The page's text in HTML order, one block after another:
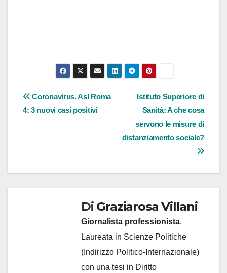
Navigazione
articoli
Istituto Superiore di
Sanità: A che cosa
servono le misure di
distanziamento sociale?
Coronavirus. Asl Roma
4: 3 nuovi casi positivi
Di Graziarosa Villani
Giornalista professionista,
Laureata in Scienze Politiche
(Indirizzo Politico-Internazionale)
con una tesi in Diritto